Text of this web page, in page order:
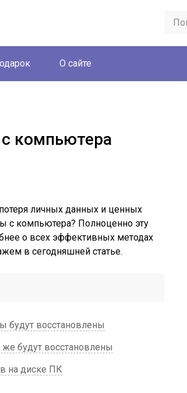
О сайте
компьютера
личных данных и ценных
с компьютера? Полноценно эту
о всех эффективных методах
в сегодняшней статье.
будут восстановлены
будут восстановлены
на диске ПК